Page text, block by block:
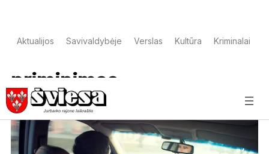
Aktualijos Savivaldybėje Verslas Kultūra Kriminalai
priminimas